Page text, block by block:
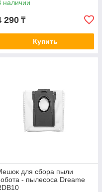
наличии
290 ₸
Купить
для сбора пыли
- пылесоса Dreame